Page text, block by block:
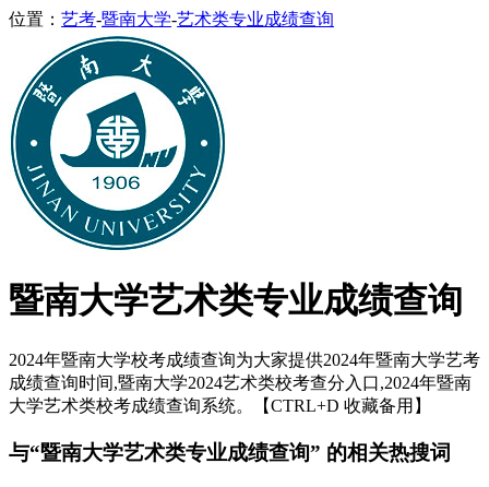
位置： 艺考-暨南大学-艺术类专业成绩查询
暨南大学艺术类专业成绩查询
2024年暨南大学校考成绩查询为大家提供2024年暨南大学艺考
成绩查询时间,暨南大学2024艺术类校考查分入口,2024年暨南
大学艺术类校考成绩查询系统。【CTRL+D 收藏备用】
与“暨南大学艺术类专业成绩查询” 的相关热搜词